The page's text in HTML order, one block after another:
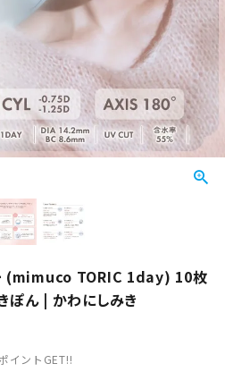
(mimuco TORIC 1day) 10枚
ぽん | かわにしみき
イントGET!!